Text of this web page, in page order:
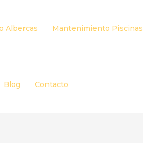
Albercas Mantenimiento Piscinas
Blog Contacto